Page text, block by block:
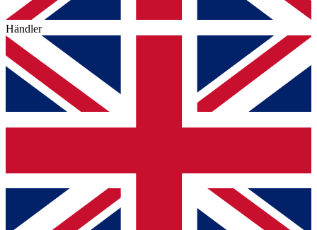
Händler